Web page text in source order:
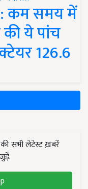
कम समय में
ये पांच
126.6
सभी लेटेस्ट ख़बरें